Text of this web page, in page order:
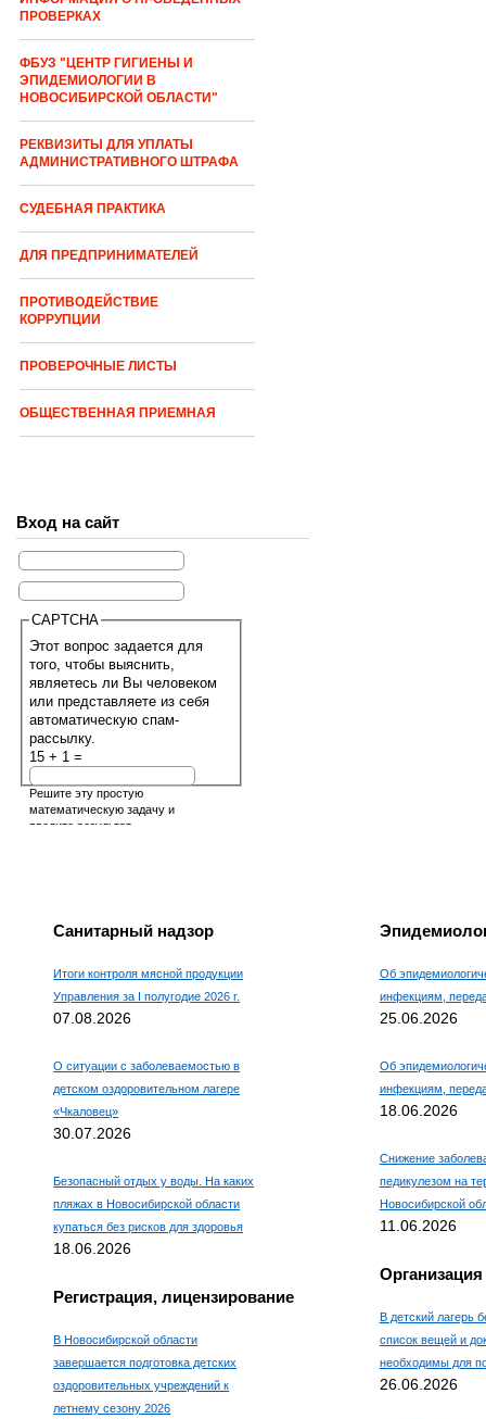
ПРОВЕРКАХ
ФБУЗ "ЦЕНТР ГИГИЕНЫ И
ЭПИДЕМИОЛОГИИ В
НОВОСИБИРСКОЙ ОБЛАСТИ"
РЕКВИЗИТЫ ДЛЯ УПЛАТЫ
АДМИНИСТРАТИВНОГО ШТРАФА
СУДЕБНАЯ ПРАКТИКА
ДЛЯ ПРЕДПРИНИМАТЕЛЕЙ
ПРОТИВОДЕЙСТВИЕ
КОРРУПЦИИ
ПРОВЕРОЧНЫЕ ЛИСТЫ
ОБЩЕСТВЕННАЯ ПРИЕМНАЯ
Вход на сайт
CAPTCHA
Этот вопрос задается для
того, чтобы выяснить,
являетесь ли Вы человеком
или представляете из себя
автоматическую спам-
рассылку.
15 + 1 =
Решите эту простую
математическую задачу и
введите результат.
Санитарный надзор
Итоги контроля мясной продукции
Управления за I полугодие 2026 г.
07.08.2026
О ситуации с заболеваемостью в
детском оздоровительном лагере
«Чкаловец»
30.07.2026
Безопасный отдых у воды. На каких
пляжах в Новосибирской области
купаться без рисков для здоровья
18.06.2026
Регистрация, лицензирование
В Новосибирской области
завершается подготовка детских
оздоровительных учреждений к
летнему сезону 2026
Об
инфекциям,
25.06.2026
Об
инфекциям,
18.06.2026
Снижение
педикулезом на
Новосибирской
11.06.2026
В детский лагерь
список вещей и
необходимы для
26.06.2026